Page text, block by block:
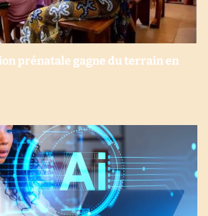
prénatale gagne du terrain en